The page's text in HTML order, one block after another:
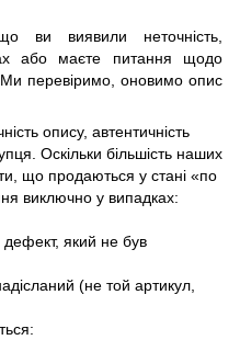
ви виявили неточність,
або маєте питання щодо
перевіримо, оновимо опис
опису, автентичність
Оскільки більшість наших
що продаються у стані «по
виключно у випадках:
який не був
(не той артикул,